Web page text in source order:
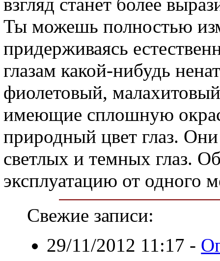
Ты можешь полностью
придерживаясь
глазам какой-нибудь
фиолетовый,
имеющие сплошную
природный цвет глаз.
светлых и темных глаз.
эксплуатацию от одного
Свежие записи:
29/11/2012 11:17 -